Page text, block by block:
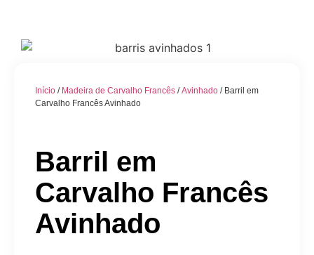
Início / Madeira de Carvalho Francês /Avinhado / Barril em
Carvalho Francês Avinhado
Barril em
Carvalho Francês
Avinhado